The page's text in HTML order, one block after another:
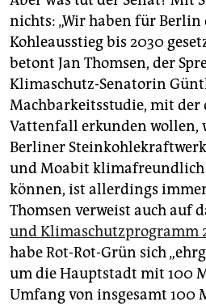
nichts: „Wir haben für
Kohleausstieg bis 2030
betont Jan Thomsen, der
Klimaschutz-Senatorin
Machbarkeitsstudie, mit der
Vattenfall erkunden wollen,
Berliner
und Moabit klimafreundlich
können, ist allerdings
Thomsen verweist auch auf
und Klimaschutzprogramm
habe Rot-Rot-Grün sich
um die Hauptstadt mit 100
Umfang von insgesamt 100